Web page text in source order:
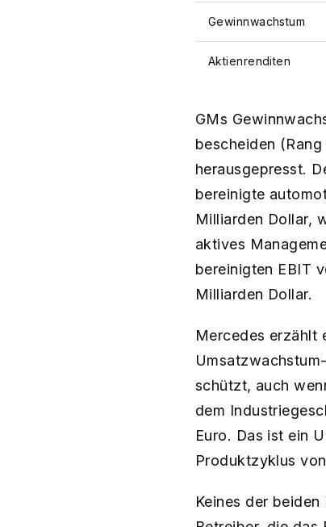
Gewinnwachstum
Aktienrenditen
GMs
bescheiden
herausgepresst.
bereinigte
Milliarden Dollar,
aktives
bereinigten EBIT
Milliarden Dollar.
Mercedes erzählt
schützt, auch
dem
Euro. Das ist ein
Produktzyklus
Keines der